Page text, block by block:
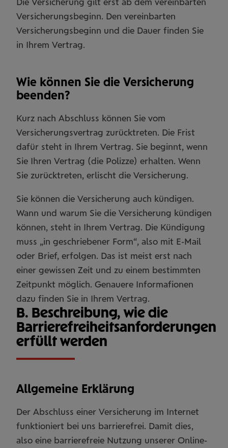
Versicherungsbeginn. Den vereinbarten
Versicherungsbeginn und die Dauer ﬁnden Sie
in Ihrem Vertrag.
Wie können Sie die Versicherung
beenden?
Kurz nach Abschluss können Sie vom
Versicherungsvertrag zurücktreten. Die Frist
dafür steht in Ihrem Vertrag. Sie beginnt, wenn
Sie Ihren Vertrag (die Polizze) erhalten. Wenn
Sie zurücktreten, erlischt die Versicherung.
Sie können die Versicherung auch kündigen.
Wann und warum Sie die Versicherung kündigen
können, steht in Ihrem Vertrag. Die Kündigung
muss „in geschriebener Form“, also mit E-Mail
oder Brief, erfolgen. Das ist meist erst nach
einer gewissen Zeit und zu einem bestimmten
Zeitpunkt möglich. Genauere Informafionen
dazu ﬁnden Sie in Ihrem Vertrag.
B. Beschreibung, wie die
Barrierefreiheitsanforderungen
erfüllt werden
Allgemeine Erklärung
Der Abschluss einer Versicherung im Internet
funktioniert bei uns barrierefrei. Damit dies,
also eine barrierefreie Nutzung unserer Online-